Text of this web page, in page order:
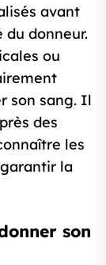
avant
du donneur.
ou
son sang. Il
des
les
la
son